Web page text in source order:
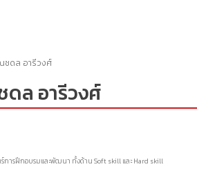
ชดล อารีวงศ์
ล อารีวงศ์
ารฝึกอบรมและพัฒนา ทั้งด้าน Soft skill และ Hard skill